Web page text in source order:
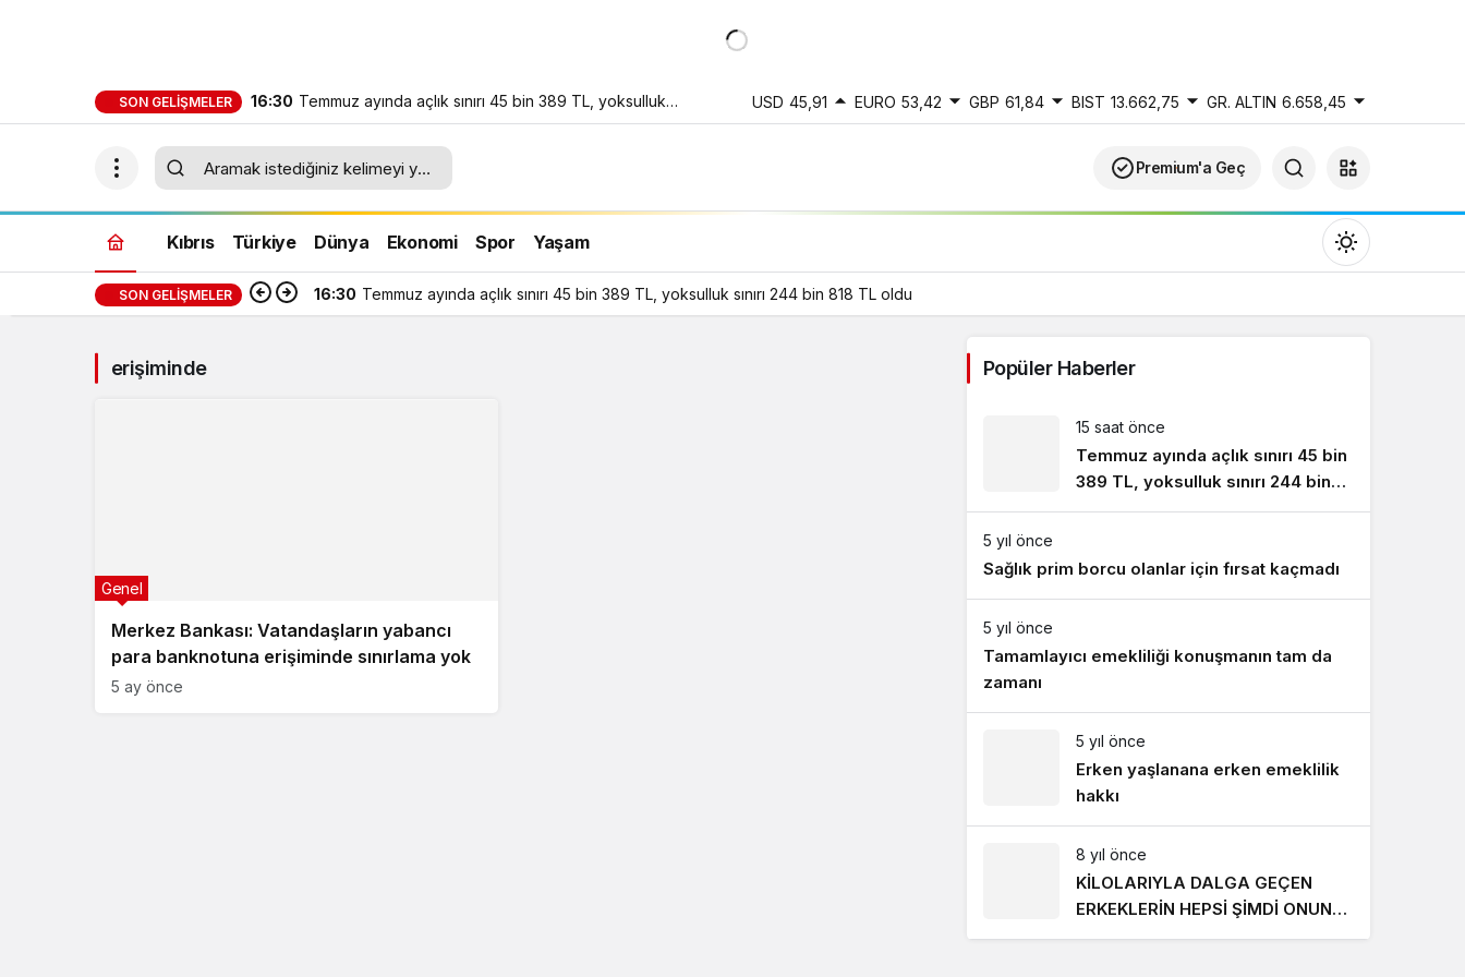
SON GELIŞMELER 16:30 Temmuz ayında açlık sınırı 45 bin 389 TL, yoksulluk
sınırı 244 bin 818 TL oldu
USD 45,91 EURO 53,42 GBP 61,84 BIST 13.662,75 GR. ALTIN 6.658,45
Premium'a Geç
Kıbrıs Türkiye Dünya Ekonomi Spor Yaşam
Gündüz modunu seçin.
SON GELIŞMELER 16:30 Temmuz ayında açlık sınırı 45 bin 389 TL, yoksulluk sınırı 244 bin 818 TL oldu
erişiminde
Merkez Bankası: Vatandaşların yabancı
para banknotuna erişiminde sınırlama yok
Genel
5 ay önce
Popüler Haberler
15 saat önce
Temmuz ayında açlık sınırı 45 bin
389 TL, yoksulluk sınırı 244 bin
818 TL oldu
5 yıl önce
Sağlık prim borcu olanlar için fırsat kaçmadı
5 yıl önce
Tamamlayıcı emekliliği konuşmanın tam da
zamanı
5 yıl önce
Erken yaşlanana erken emeklilik
hakkı
8 yıl önce
KİLOLARIYLA DALGA GEÇEN
ERKEKLERİN HEPSİ ŞİMDİ ONUN
PEŞİNDE! SON HALİ İNANILMAZ